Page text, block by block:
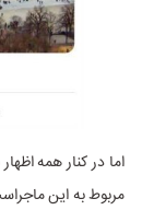
اما در کنار همه
مربوط به این